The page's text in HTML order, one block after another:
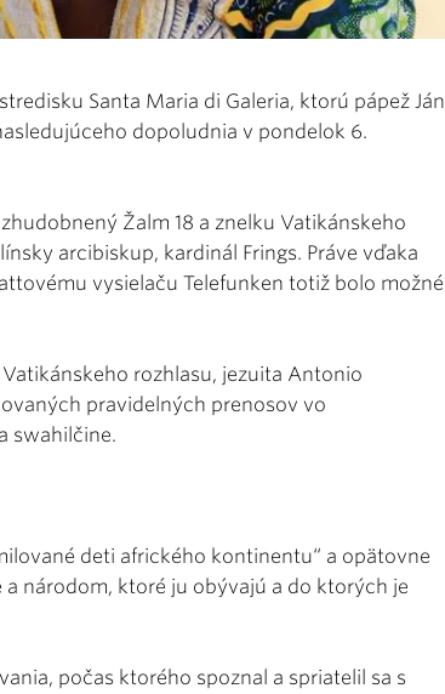
Santa Maria di Galeria, ktorú pápež Ján
dopoludnia v pondelok 6.
Žalm 18 a znelku Vatikánskeho
arcibiskup, kardinál Frings. Práve vďaka
vysielaču Telefunken totiž bolo možné
rozhlasu, jezuita Antonio
pravidelných prenosov vo
swahilčine.
deti afrického kontinentu“ a opätovne
národom, ktoré ju obývajú a do ktorých je
počas ktorého spoznal a spriatelil sa s